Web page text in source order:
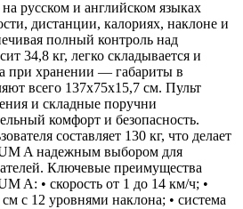
русском и английском языках
дистанции, калориях, наклоне и
полный контроль над
34,8 кг, легко складывается и
при хранении — габариты в
всего 137х75х15,7 см. Пульт
и складные поручни
комфорт и безопасность.
составляет 130 кг, что делает
A надежным выбором для
Ключевые преимущества
A: • скорость от 1 до 14 км/ч; •
с 12 уровнями наклона; • система